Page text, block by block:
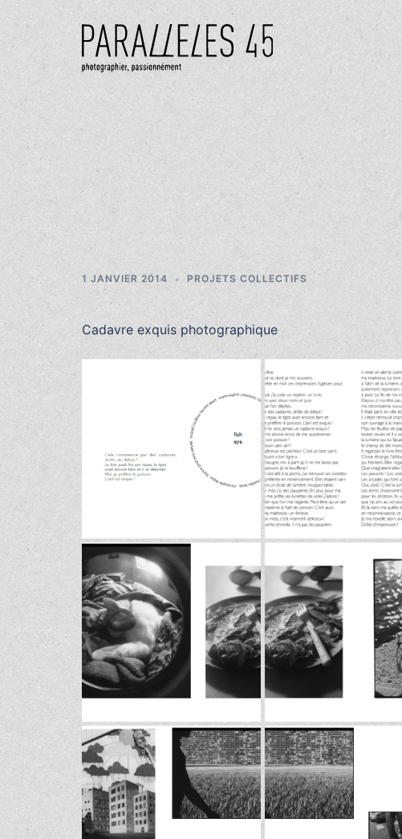
Aller
contenu
1 JANVIER 2014 PROJETS COLLECTIFS
Cadavre exquis photographique